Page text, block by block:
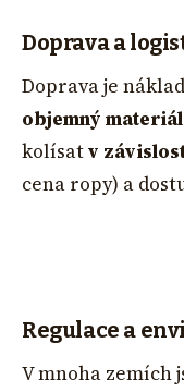
Doprava a
Doprava je
objemný materiál
kolísatv
cena ropy) a
Regulace a
V mnoha zemích